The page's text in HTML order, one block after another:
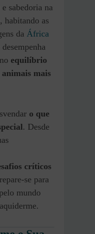
sabedoria na
habitando as
da África
desempenha
equilíbrio
animais mais
o que
. Desde
críticos
se para
mundo